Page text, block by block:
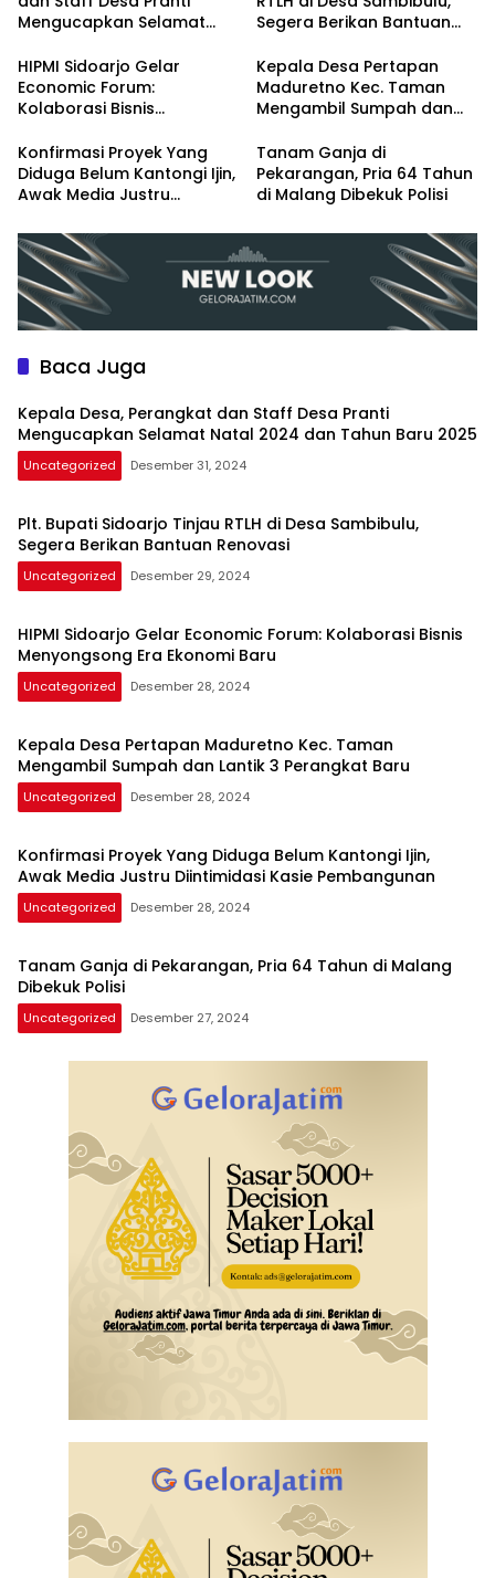
Mengucapkan Selamat
Baru 2025
Segera Berikan Bantuan
HIPMI Sidoarjo Gelar
Economic Forum:
Kolaborasi Bisnis
Baru
Kepala Desa Pertapan
Maduretno Kec. Taman
Mengambil Sumpah dan
Konfirmasi Proyek Yang
Diduga Belum Kantongi Ijin,
Awak Media Justru
Pembangunan
Tanam Ganja di
Pekarangan, Pria 64 Tahun
di Malang Dibekuk Polisi
Baca Juga
Kepala Desa, Perangkat dan Staff Desa Pranti
Mengucapkan Selamat Natal 2024 dan Tahun Baru 2025
Uncategorized Desember 31, 2024
Plt. Bupati Sidoarjo Tinjau RTLH di Desa Sambibulu,
Segera Berikan Bantuan Renovasi
Uncategorized Desember 29, 2024
HIPMI Sidoarjo Gelar Economic Forum: Kolaborasi Bisnis
Menyongsong Era Ekonomi Baru
Uncategorized Desember 28, 2024
Kepala Desa Pertapan Maduretno Kec. Taman
Mengambil Sumpah dan Lantik 3 Perangkat Baru
Uncategorized Desember 28, 2024
Konfirmasi Proyek Yang Diduga Belum Kantongi Ijin,
Awak Media Justru Diintimidasi Kasie Pembangunan
Uncategorized Desember 28, 2024
Tanam Ganja di Pekarangan, Pria 64 Tahun di Malang
Dibekuk Polisi
Uncategorized Desember 27, 2024